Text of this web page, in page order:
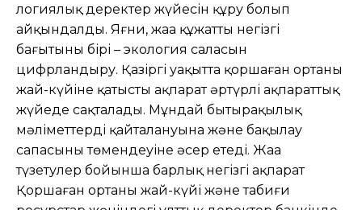
логиялық деректер жүйесін құру болып
айқындалды. Яғни, жаңа құжаттың негізгі
бағытының бірі – экология саласын
цифрландыру. Қазіргі уақытта қоршаған ортаның
жай-күйіне қатысты ақпарат əртүрлі ақпараттық
жүйеде сақталады. Мұндай бытыраңқылық
мəліметтердің қайталануына жəне бақылау
сапасының төмендеуіне əсер етеді. Жаңа
түзетулер бойынша барлық негізгі ақпарат
Қоршаған ортаның жай-күйі жəне табиғи